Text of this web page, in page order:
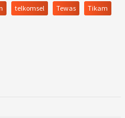
telkomsel Tewas Tikam